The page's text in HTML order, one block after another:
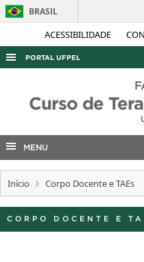
ACESSIBILIDADE
BRASIL
PORTAL UFPEL
AUDITORIA
CONCURSOS
INTERNACIONAL
OUVIDORIA
Curso de
MENU
Início Corpo Docente e TAEs
CORPO DOCENTE E